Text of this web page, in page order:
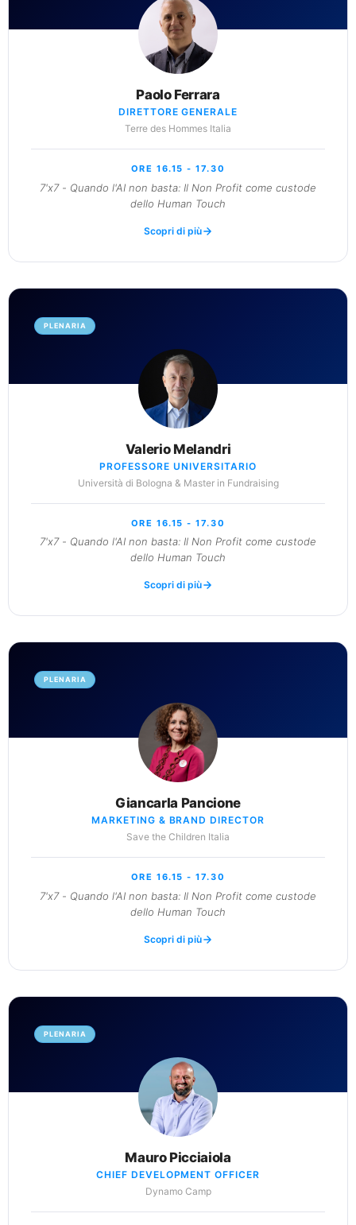
Paolo Ferrara
DIRETTORE GENERALE
Terre des Hommes Italia
ORE 16.15 - 17.30
7'x7 - Quando l'AI non basta: Il Non Profit come custode
dello Human Touch
Scopri di più
PLENARIA
Valerio Melandri
PROFESSORE UNIVERSITARIO
Università di Bologna & Master in Fundraising
ORE 16.15 - 17.30
7'x7 - Quando l'AI non basta: Il Non Profit come custode
dello Human Touch
Scopri di più
PLENARIA
Giancarla Pancione
MARKETING & BRAND DIRECTOR
Save the Children Italia
ORE 16.15 - 17.30
7'x7 - Quando l'AI non basta: Il Non Profit come custode
dello Human Touch
Scopri di più
PLENARIA
Mauro Picciaiola
CHIEF DEVELOPMENT OFFICER
Dynamo Camp